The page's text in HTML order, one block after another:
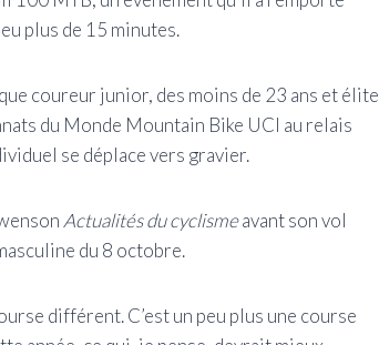
plus de 15 minutes.
coureur junior, des moins de 23 ans et élite
du Monde Mountain Bike UCI au relais
se déplace vers gravier.
Actualités du cyclismeavant son vol
du 8 octobre.
différent. C’est un peu plus une course